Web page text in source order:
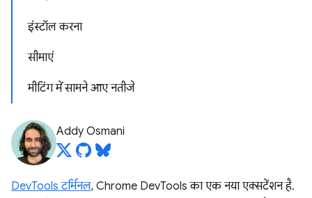
इंस्टॉल करना
सीमाएं
मीटिंग में सामने आए नतीजे
Addy Osmani
DevTools टर्मिनल, Chrome DevTools का एक नया एक्सटेंशन है.